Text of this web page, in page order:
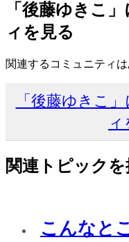
「後藤ゆきこ
ィを見る
関連するコミュニティ
「後藤ゆきこ
関連トピックを
こんなと